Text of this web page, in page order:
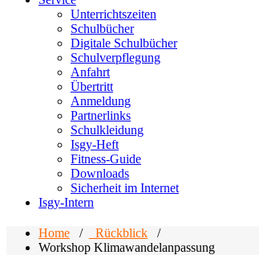
Unterrichtszeiten
Schulbücher
Digitale Schulbücher
Schulverpflegung
Anfahrt
Übertritt
Anmeldung
Partnerlinks
Schulkleidung
Isgy-Heft
Fitness-Guide
Downloads
Sicherheit im Internet
Isgy-Intern
Home / _Rückblick /
Workshop Klimawandelanpassung